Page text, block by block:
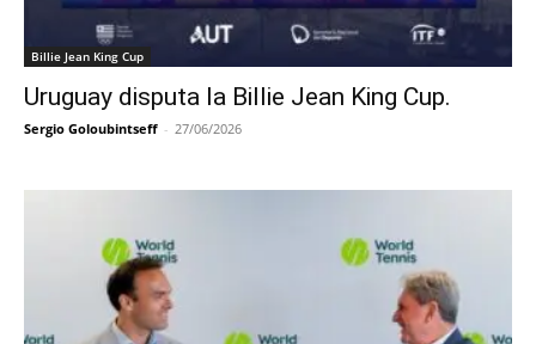
Billie Jean King Cup
Uruguay disputa la Billie Jean King Cup.
Sergio Goloubintseff - 27/06/2026